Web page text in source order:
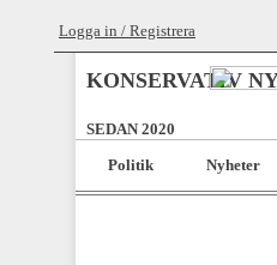
Logga in / Registrera
KONSERVATIV
SEDAN 2020
Politik
Nyheter